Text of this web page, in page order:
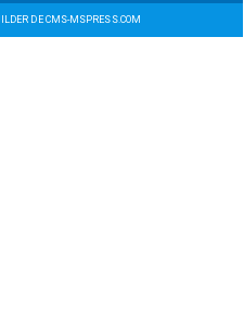
DE CMS-MSPRESS.COM